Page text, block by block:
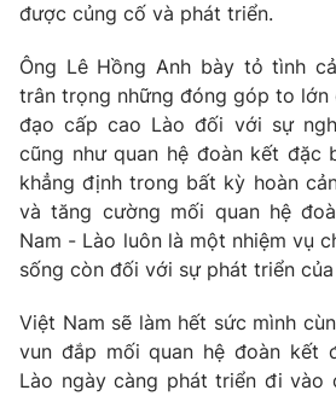
VTV Sức khoẻ Bất
Thị trường 24h Tấm
VTV4 Vươn
VTV9 VTV8
được củng cố và phát triển.
Ông Lê Hồng Anh bày tỏ tình
trân trọng những đóng góp to lớn
đạo cấp cao Lào đối với sự
cũng như quan hệ đoàn kết đặc
khẳng định trong bất kỳ hoàn
và tăng cường mối quan hệ
Nam - Lào luôn là một nhiệm vụ
sống còn đối với sự phát triển
Việt Nam sẽ làm hết sức mình
vun đắp mối quan hệ đoàn kết
Lào ngày càng phát triển đi vào